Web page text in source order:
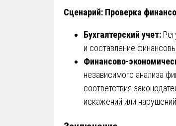
Сценарий: Проверка
Бухгалтерский учет:
и составление
Финансово-
независимого анализа
соответствия
искажений или нарушений.